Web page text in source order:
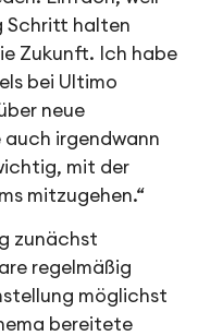
Schritt halten
Zukunft. Ich habe
bei Ultimo
neue
auch irgendwann
mit der
mitzugehen.“
zunächst
regelmäßig
möglichst
bereitete